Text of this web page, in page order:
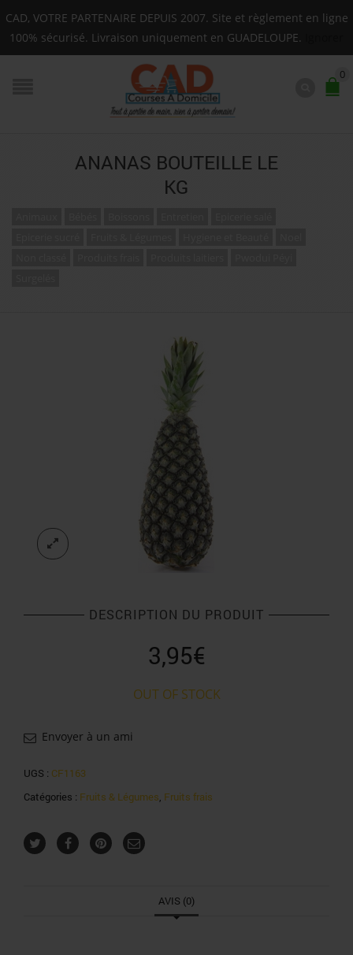
Livraison sur toute la Guadeloupe : Mardi, Jeudi,
0
ANANAS BOUTEILLE LE
KG
DESCRIPTION DU PRODUIT
3,95€
OUT OF STOCK
Envoyer à un ami
UGS : CF1163
Catégories : Fruits & Légumes, Fruits frais
AVIS (0)
CAD, VOTRE PARTENAIRE DEPUIS 2007. Site et règlement en ligne
100% sécurisé. Livraison uniquement en GUADELOUPE.